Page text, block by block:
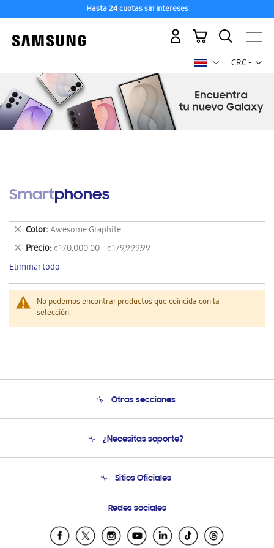
Hasta 24 cuotas sin intereses
CRC -
colón
Mi carrito
Smartphones
No podemos encontrar productos que coincida con la
selección.
Color Awesome Graphite
Eliminar
este
artículo
Precio ¢ 170,000.00 - ¢ 179,999.99
Eliminar
este
artículo
Eliminar todo
Otras secciones
Soporte
Seguimiento de tu pedido
Condiciones de Compra
¿Necesitas soporte?
Soporte vía eMail
Preguntas Frecuentes
Sitios Oficiales
Samsung Costa Rica
Samsung Ecuador
Samsung El Salvador
Redes sociales